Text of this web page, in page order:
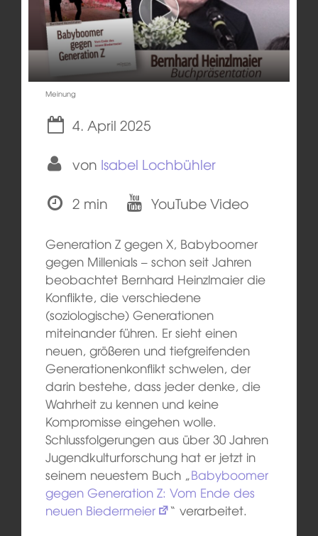
Meinung
4. April 2025
von Isabel Lochbühler
2 min
YouTube Video
Generation Z gegen X, Babyboomer
gegen Millenials – schon seit Jahren
beobachtet Bernhard Heinzlmaier die
Konflikte, die verschiedene
(soziologische) Generationen
miteinander führen. Er sieht einen
neuen, größeren und tiefgreifenden
Generationenkonflikt schwelen, der
darin bestehe, dass jeder denke, die
Wahrheit zu kennen und keine
Kompromisse eingehen wolle.
Schlussfolgerungen aus über 30 Jahren
Jugendkulturforschung hat er jetzt in
seinem neuestem Buch „Babyboomer
gegen Generation Z: Vom Ende des
neuen Biedermeier
“ verarbeitet.